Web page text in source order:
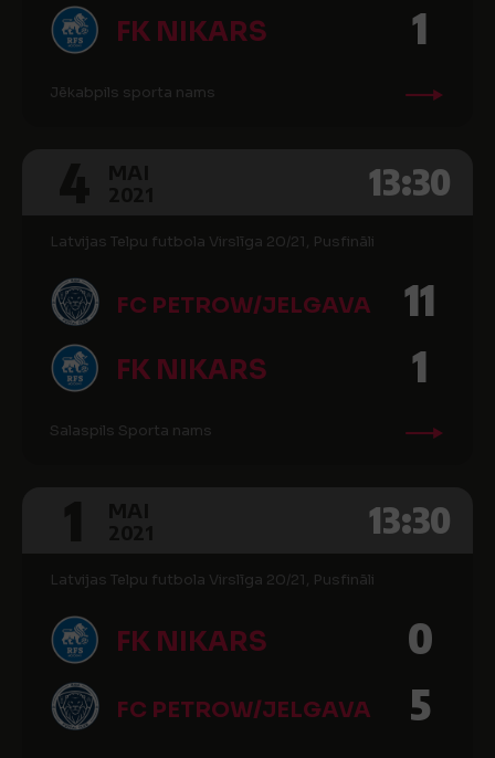
FK NIKARS 1
Jēkabpils sporta nams
13:30
Latvijas Telpu futbola Virslīga 20/21, Pusfināli
FC PETROW/JELGAVA 11
FK NIKARS 1
Salaspils Sporta nams
13:30
Latvijas Telpu futbola Virslīga 20/21, Pusfināli
FK NIKARS 0
FC PETROW/JELGAVA 5